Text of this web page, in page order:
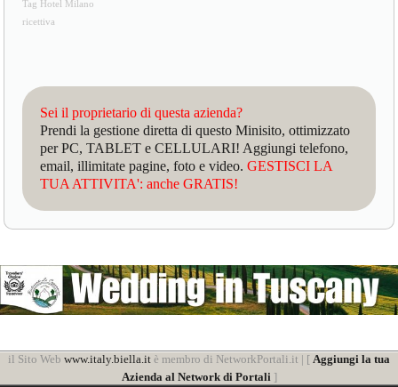
Tag Hotel Milano
ricettiva
Sei il proprietario di questa azienda?
Prendi la gestione diretta di questo Minisito, ottimizzato
per PC, TABLET e CELLULARI! Aggiungi telefono,
email, illimitate pagine, foto e video.GESTISCI LA
TUA ATTIVITA': anche GRATIS!
il Sito Web www.italy.biella.it è membro di NetworkPortali.it | [ Aggiungi la tua
Azienda al Network di Portali ]